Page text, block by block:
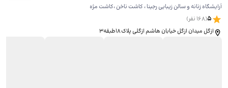
آرایشگاه زنانه و سالن زیبایی رجینا ، کاشت ناخن ،کاشت مژه
5
(
168 نفر)
ازگل میدان ازگل خیابان هاشم ازگلی پلاک ۱۸طبقه۳